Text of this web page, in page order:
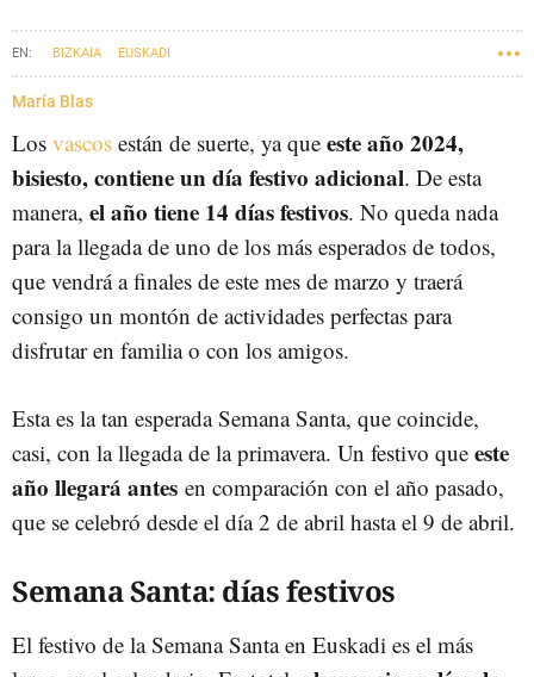
BIZKAIA EUSKADI
María Blas
Los vascos están de suerte, ya que este año 2024,
bisiesto, contiene un día festivo adicional. De esta
manera, el año tiene 14 días festivos. No queda nada
para la llegada de uno de los más esperados de todos,
que vendrá a finales de este mes de marzo y traerá
consigo un montón de actividades perfectas para
disfrutar en familia o con los amigos.
Esta es la tan esperada Semana Santa, que coincide,
casi, con la llegada de la primavera. Un festivo que este
año llegará antes en comparación con el año pasado,
que se celebró desde el día 2 de abril hasta el 9 de abril.
Semana Santa: días festivos
El festivo de la Semana Santa en Euskadi es el más